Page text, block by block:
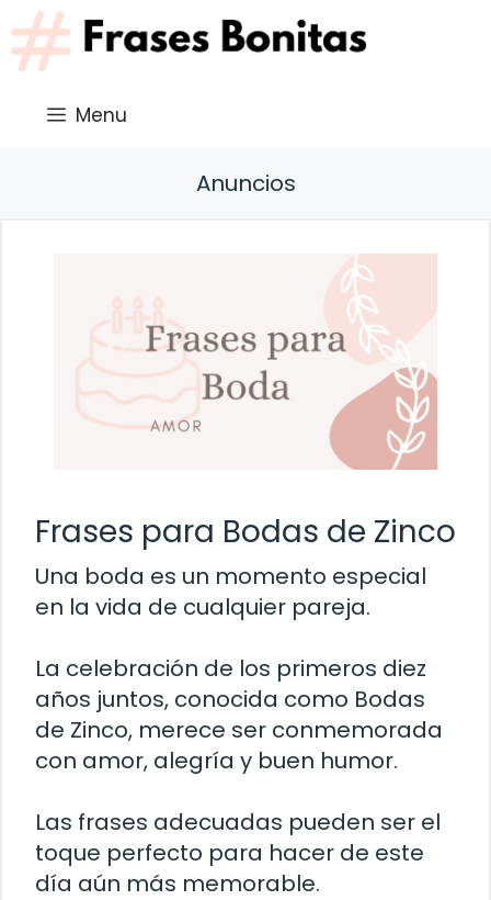
Saltar
al
contenido
Menu
Anuncios
Frases para Bodas de Zinco
Una boda es un momento especial
en la vida de cualquier pareja.
La celebración de los primeros diez
años juntos, conocida como Bodas
de Zinco, merece ser conmemorada
con amor, alegría y buen humor.
Las frases adecuadas pueden ser el
toque perfecto para hacer de este
día aún más memorable.